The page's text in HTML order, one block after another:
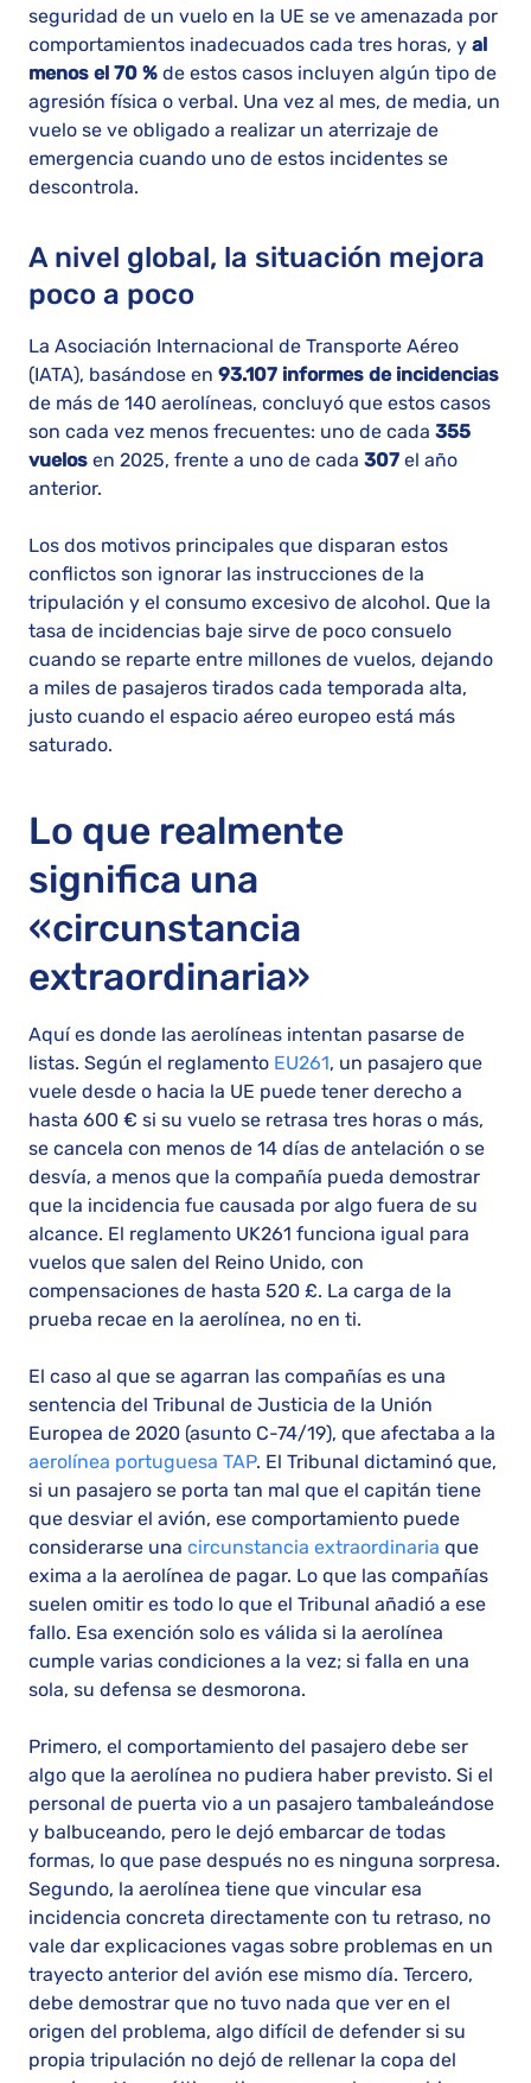
seguridad de un vuelo en la UE se ve amenazada por
comportamientos inadecuados cada tres horas, y al
menos el 70 % de estos casos incluyen algún tipo de
agresión física o verbal. Una vez al mes, de media, un
vuelo se ve obligado a realizar un aterrizaje de
emergencia cuando uno de estos incidentes se
descontrola.
A nivel global, la situación mejora
poco a poco
La Asociación Internacional de Transporte Aéreo
(IATA), basándose en 93.107 informes de incidencias
de más de 140 aerolíneas, concluyó que estos casos
son cada vez menos frecuentes: uno de cada 355
vuelos en 2025, frente a uno de cada 307 el año
anterior.
Los dos motivos principales que disparan estos
conflictos son ignorar las instrucciones de la
tripulación y el consumo excesivo de alcohol. Que la
tasa de incidencias baje sirve de poco consuelo
cuando se reparte entre millones de vuelos, dejando
a miles de pasajeros tirados cada temporada alta,
justo cuando el espacio aéreo europeo está más
saturado.
Lo que realmente
significa una
«circunstancia
extraordinaria»
Aquí es donde las aerolíneas intentan pasarse de
listas. Según el reglamento EU261, un pasajero que
vuele desde o hacia la UE puede tener derecho a
hasta 600 € si su vuelo se retrasa tres horas o más,
se cancela con menos de 14 días de antelación o se
desvía, a menos que la compañía pueda demostrar
que la incidencia fue causada por algo fuera de su
alcance. El reglamento UK261 funciona igual para
vuelos que salen del Reino Unido, con
compensaciones de hasta 520 £. La carga de la
prueba recae en la aerolínea, no en ti.
El caso al que se agarran las compañías es una
sentencia del Tribunal de Justicia de la Unión
Europea de 2020 (asunto C-74/19), que afectaba a la
aerolínea portuguesa TAP. El Tribunal dictaminó que,
si un pasajero se porta tan mal que el capitán tiene
que desviar el avión, ese comportamiento puede
considerarse una circunstancia extraordinaria que
exima a la aerolínea de pagar. Lo que las compañías
suelen omitir es todo lo que el Tribunal añadió a ese
fallo. Esa exención solo es válida si la aerolínea
cumple varias condiciones a la vez; si falla en una
sola, su defensa se desmorona.
Primero, el comportamiento del pasajero debe ser
algo que la aerolínea no pudiera haber previsto. Si el
personal de puerta vio a un pasajero tambaleándose
y balbuceando, pero le dejó embarcar de todas
formas, lo que pase después no es ninguna sorpresa.
Segundo, la aerolínea tiene que vincular esa
incidencia concreta directamente con tu retraso, no
vale dar explicaciones vagas sobre problemas en un
trayecto anterior del avión ese mismo día. Tercero,
debe demostrar que no tuvo nada que ver en el
origen del problema, algo difícil de defender si su
propia tripulación no dejó de rellenar la copa del